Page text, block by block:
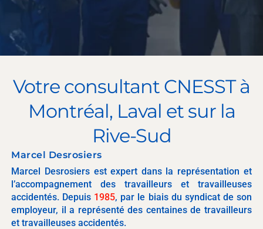
Votre consultant CNESST à
Montréal, Laval et sur la
Rive-Sud
Marcel Desrosiers
Marcel Desrosiers est expert dans la représentation et
l’accompagnement des travailleurs et travailleuses
accidentés. Depuis 1985, par le biais du syndicat de son
employeur, il a représenté des centaines de travailleurs
et travailleuses accidentés.